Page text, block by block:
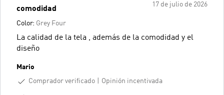
17 de julio de 2026
comodidad
Color: Grey Four
La calidad de la tela , además de la comodidad y el
diseño
Mario
Comprador verificado
Opinión incentivada